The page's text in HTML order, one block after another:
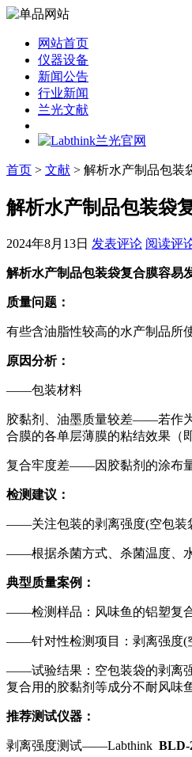
网站首页
仪器设备
新闻公告
行业新闻
兰光文献
首页 > 文献 > 解析水产制品包装
解析水产制品包装袋
2024年8月13日 发表评论 阅读评
解析水产制品包装袋复合膜容易
质量问题：
有些含油脂性较高的水产制品所
原因分析：
——包装材料
胶黏剂、油墨质量较差——若作
合膜的各单层薄膜的粘结效果（
复合牢度差——因胶黏剂的涂布量
检测建议：
——关注包装的剥离强度(空包装
——根据杀菌方式、杀菌温度、
典型质量案例：
——检测样品：风味鱼的铝塑复
——针对性检测项目：剥离强度(
——试验结果：空包装袋的剥离强
复合用的胶黏剂等成分不耐风味
推荐测试仪器：
剥离强度测试——Labthink BLD-